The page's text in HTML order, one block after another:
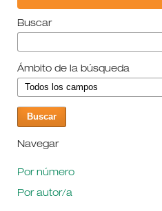
Buscar
Ámbito de la búsqueda
Navegar
Por número
Por autor/a